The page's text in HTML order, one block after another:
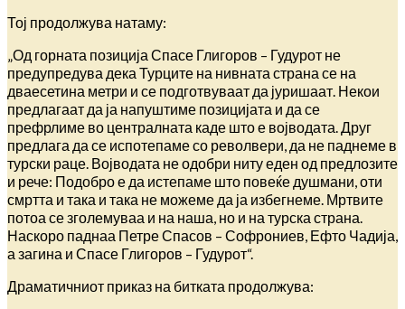
Тој продолжува натаму:
„Од горната позиција Спасе Глигоров – Гудурот не
предупредува дека Турците на нивната страна се на
дваесетина метри и се подготвуваат да јуришаат. Некои
предлагаат да ја напуштиме позицијата и да се
префрлиме во централната каде што е војводата. Друг
предлага да се испотепаме со револвери, да не паднеме в
турски раце. Војводата не одобри ниту еден од предлозите
и рече: Подобро е да истепаме што повеќе душмани, оти
смртта и така и така не можеме да ја избегнеме. Мртвите
потоа се зголемуваа и на наша, но и на турска страна.
Наскоро паднаа Петре Спасов – Софрониев, Ефто Чадија,
а загина и Спасе Глигоров – Гудурот“.
Драматичниот приказ на битката продолжува: